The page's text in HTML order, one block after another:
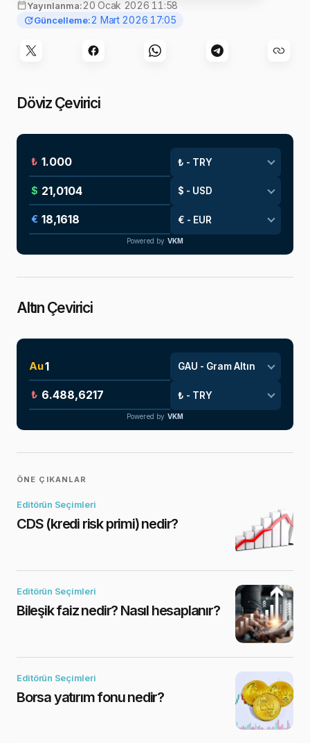
Yayınlanma:20 Ocak 2026 11:58
Güncelleme:2 Mart 2026 17:05
Döviz Çevirici
₺
$
€
Powered by VKM
Altın Çevirici
Au
₺
Powered by VKM
ÖNE ÇIKANLAR
Editörün Seçimleri
CDS (kredi risk primi) nedir?
Editörün Seçimleri
Bileşik faiz nedir? Nasıl hesaplanır?
Editörün Seçimleri
Borsa yatırım fonu nedir?